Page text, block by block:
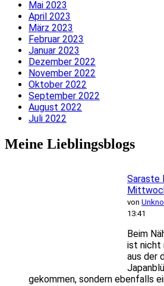
Mai 2023
April 2023
März 2023
Februar 2023
Januar 2023
Dezember 2022
November 2022
Oktober 2022
September 2022
August 2022
Juli 2022
Meine Lieblingsblogs
Saraste
von
13:41
Beim
ist nicht
aus der
gekommen, sondern ebenfalls